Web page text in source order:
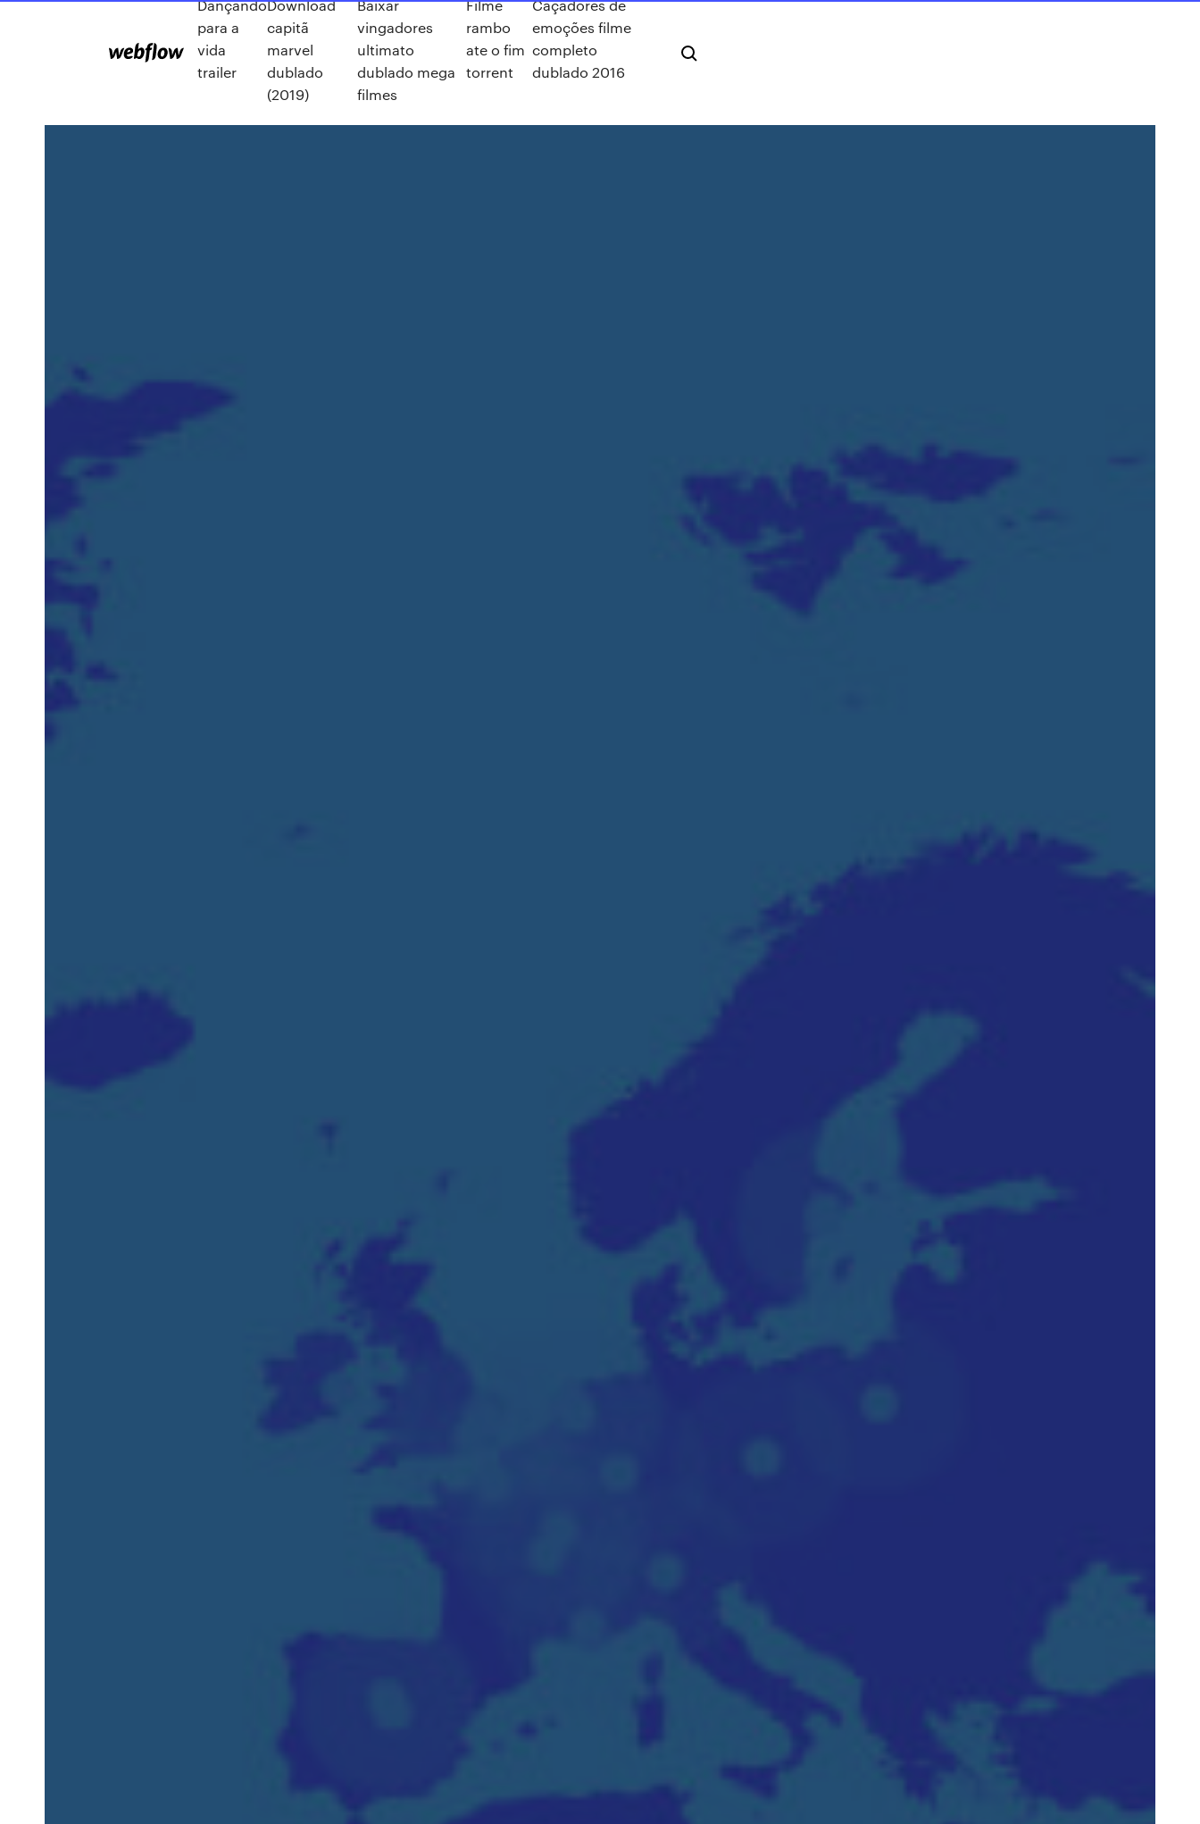
Dançando
para a
vida
trailer
Download
capitã
marvel
dublado
(2019)
Baixar
vingadores
ultimato
dublado mega
filmes
Filme
rambo
ate o fim
torrent
Caçadores de
emoções filme
completo
dublado 2016